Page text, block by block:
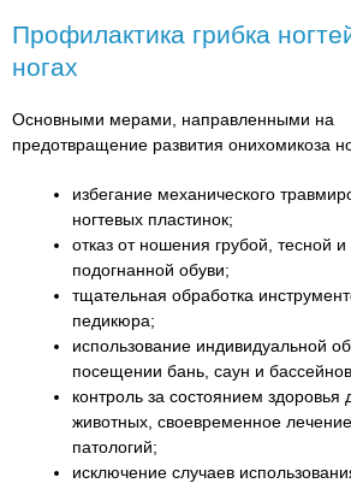
Профилактика грибка
ногах
Основными мерами, направленными на
предотвращение развития онихомикоза
избегание механического
ногтевых пластинок;
отказ от ношения грубой, тесной
подогнанной обуви;
тщательная обработка
педикюра;
использование индивидуальной
посещении бань, саун и
контроль за состоянием
животных, своевременное
патологий;
исключение случаев